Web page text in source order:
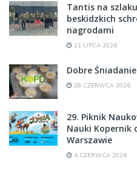
Tantis na
beskidzkich
nagrodami
21 LIPCA 2026
Dobre
28 CZERWCA 2026
29. Piknik
Nauki Kopernik
Warszawie
4 CZERWCA 2026